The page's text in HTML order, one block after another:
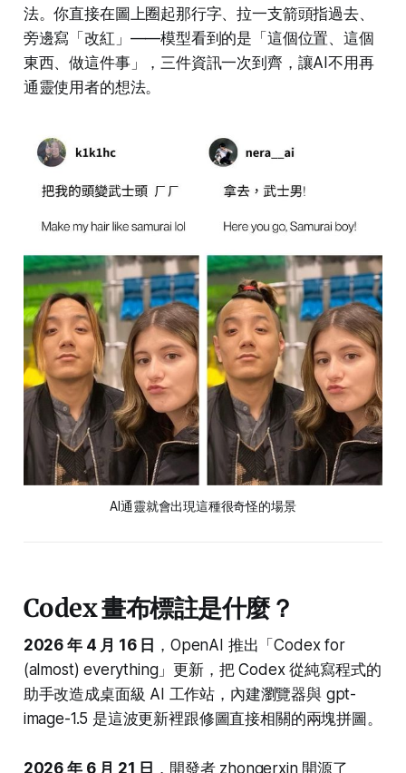
法。你直接在圖上圈起那行字、拉一支箭頭指過去、
旁邊寫「改紅」——模型看到的是「這個位置、這個
東西、做這件事」，三件資訊一次到齊，讓AI不用再
通靈使用者的想法。
AI通靈就會出現這種很奇怪的場景
Codex 畫布標註是什麼？
2026 年 4 月 16 日 ，OpenAI 推出「Codex for
(almost) everything」更新，把 Codex 從純寫程式的
助手改造成桌面級 AI 工作站，內建瀏覽器與 gpt-
image-1.5 是這波更新裡跟修圖直接相關的兩塊拼圖。
2026 年 6 月 21 日 ，開發者 zhongerxin 開源了